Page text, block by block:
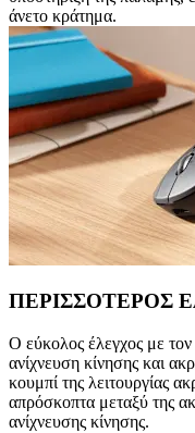
άνετο κράτημα.
ΠΕΡΙΣΣΟΤΕΡΟΣ
Ο εύκολος έλεγχος με τον
ανίχνευση κίνησης και
κουμπί της λειτουργίας
απρόσκοπτα μεταξύ της
ανίχνευσης κίνησης.